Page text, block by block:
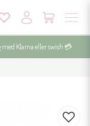
med Klarna eller swish 💳